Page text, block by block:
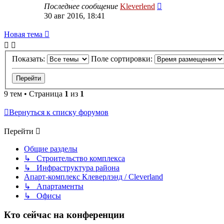
Последнее сообщение Kleverlend
30 авг 2016, 18:41
Новая тема
Показать: Поле сортировки:
9 тем • Страница 1 из 1
Вернуться к списку форумов
Перейти
Общие разделы
↳ Строительство комплекса
↳ Инфраструктура района
Апарт-комплекс Клеверлэнд / Cleverland
↳ Апартаменты
↳ Офисы
Кто сейчас на конференции